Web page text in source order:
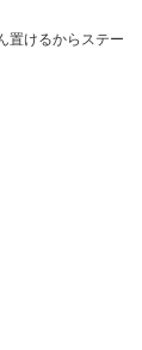
置けるからステー